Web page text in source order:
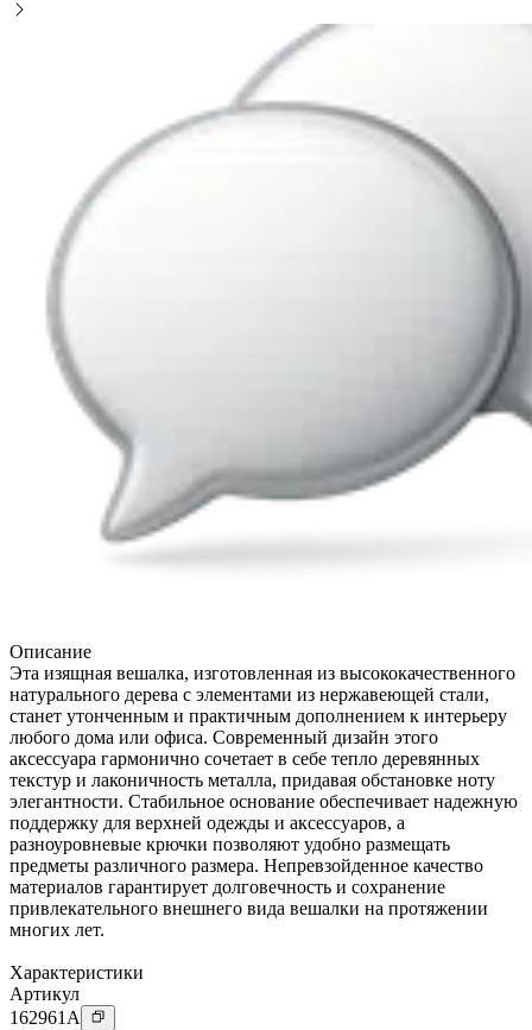
Описание
Эта изящная вешалка, изготовленная из высококачественного
натурального дерева с элементами из нержавеющей стали,
станет утонченным и практичным дополнением к интерьеру
любого дома или офиса. Современный дизайн этого
аксессуара гармонично сочетает в себе тепло деревянных
текстур и лаконичность металла, придавая обстановке ноту
элегантности. Стабильное основание обеспечивает надежную
поддержку для верхней одежды и аксессуаров, а
разноуровневые крючки позволяют удобно размещать
предметы различного размера. Непревзойденное качество
материалов гарантирует долговечность и сохранение
привлекательного внешнего вида вешалки на протяжении
многих лет.
Характеристики
Артикул
162961 A